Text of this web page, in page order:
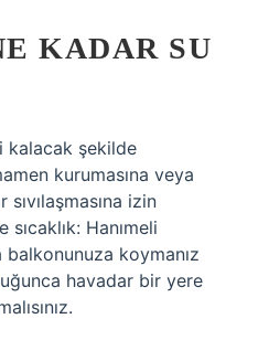
KADAR SU
kalacak şekilde
kurumasına veya
izin
Hanımeli
balkonunuza koymanız
havadar bir yere